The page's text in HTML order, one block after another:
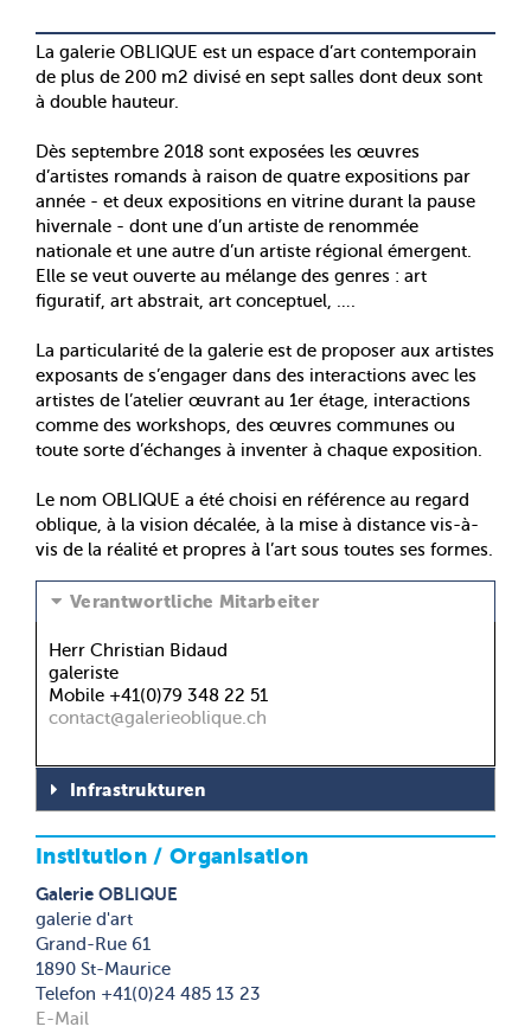
La galerie OBLIQUE est un espace d’art contemporain
de plus de 200 m2 divisé en sept salles dont deux sont
à double hauteur.
Dès septembre 2018 sont exposées les œuvres
d’artistes romands à raison de quatre expositions par
année - et deux expositions en vitrine durant la pause
hivernale - dont une d’un artiste de renommée
nationale et une autre d’un artiste régional émergent.
Elle se veut ouverte au mélange des genres : art
figuratif, art abstrait, art conceptuel, ….
La particularité de la galerie est de proposer aux artistes
exposants de s’engager dans des interactions avec les
artistes de l’atelier œuvrant au 1er étage, interactions
comme des workshops, des œuvres communes ou
toute sorte d’échanges à inventer à chaque exposition.
Le nom OBLIQUE a été choisi en référence au regard
oblique, à la vision décalée, à la mise à distance vis-à-
vis de la réalité et propres à l’art sous toutes ses formes.
Verantwortliche Mitarbeiter
Herr Christian Bidaud
galeriste
Mobile +41(0)79 348 22 51
contact@galerieoblique.ch
Infrastrukturen
Institution / Organisation
Galerie OBLIQUE
galerie d'art
Grand-Rue 61
1890 St-Maurice
Telefon +41(0)24 485 13 23
E-Mail